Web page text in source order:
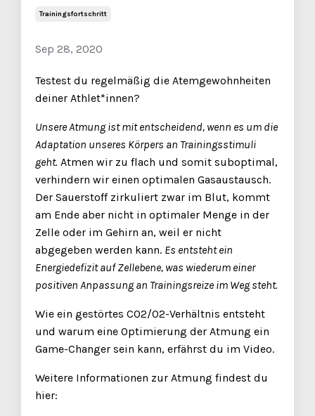
Trainingsfortschritt
Sep 28, 2020
Testest du regelmäßig die Atemgewohnheiten
deiner Athlet*innen?
Unsere Atmung ist mit entscheidend, wenn es um die
Adaptation unseres Körpers an Trainingsstimuli
geht. Atmen wir zu flach und somit suboptimal,
verhindern wir einen optimalen Gasaustausch.
Der Sauerstoff zirkuliert zwar im Blut, kommt
am Ende aber nicht in optimaler Menge in der
Zelle oder im Gehirn an, weil er nicht
abgegeben werden kann. Es entsteht ein
Energiedefizit auf Zellebene, was wiederum einer
positiven Anpassung an Trainingsreize im Weg steht.
Wie ein gestörtes CO2/O2-Verhältnis entsteht
und warum eine Optimierung der Atmung ein
Game-Changer sein kann, erfährst du im Video.
Weitere Informationen zur Atmung findest du
hier: